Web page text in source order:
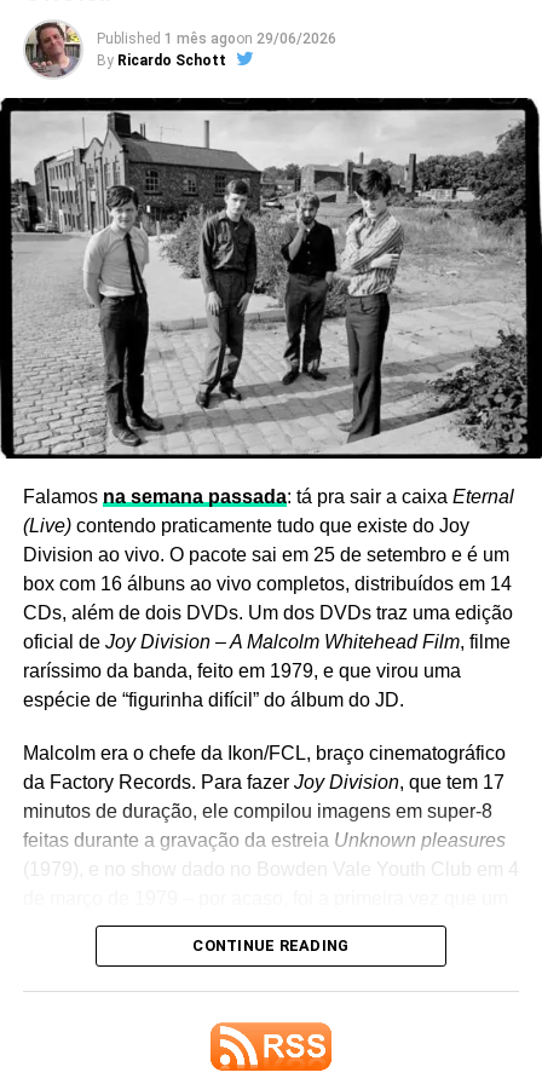
Um post compartilhado por LANA DEL REY (@honeymoon)
descreveu os projetos como algumas das obras de que
mais se orgulha. O álbum principal,Stove, continua
reunindo os singlesHenry, come on,BluebirdeWhite
feather hawk tail deer hunter, além de outras músicas que
ela vem mostrando ao vivo nos últimos meses. Tudo
Published 1 mês agoon 29/06/2026
By Ricardo Schott
Falamos na semana passada: tá pra sair a caixa Eternal
(Live)contendo praticamente tudo que existe do Joy
Division ao vivo. O pacote sai em 25 de setembro e é um
box com 16 álbuns ao vivo completos, distribuídos em 14
CDs, além de dois DVDs. Um dos DVDs traz uma edição
oficial de Joy Division – A Malcolm Whitehead Film, filme
raríssimo da banda, feito em 1979, e que virou uma
espécie de “figurinha difícil” do álbum do JD.
Malcolm era o chefe da Ikon/FCL, braço cinematográfico
da Factory Records. Para fazer Joy Division, que tem 17
minutos de duração, ele compilou imagens em super-8
feitas durante a gravação da estreia Unknown pleasures
(1979), e no show dado no Bowden Vale Youth Club em 4
show do grupo foi filmado. Há também uma entrevista
trechos desse material, em péssima qualidade de som e
imagem – alguns trechos estão com outra trilha
CONTINUE READING